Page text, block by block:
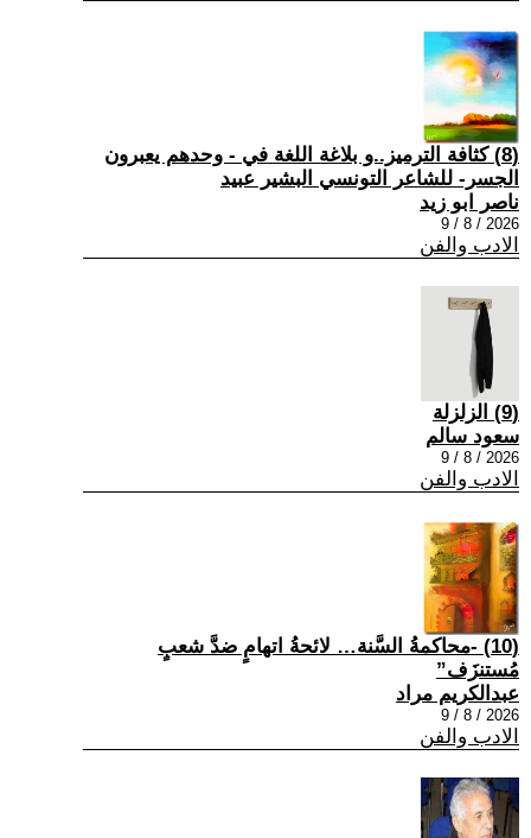
(8) كثافة الترميز..و بلاغة اللغة في - وحدهم يعبرون
الجسر- للشاعر التونسي البشير عبيد
ناصر ابو زيد
2026 / 8 / 9
الادب والفن
(9) الزلزلة
سعود سالم
2026 / 8 / 9
الادب والفن
(10) -محاكمةُ السَّنة… لائحةُ اتهامٍ ضدَّ شعبٍ
مُستنزَف”
عبدالكريم مراد
2026 / 8 / 9
الادب والفن